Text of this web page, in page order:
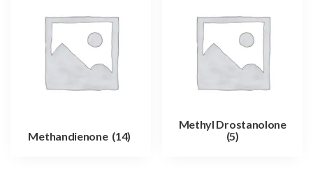
Methandienone (14)
Methyl Drostanolone
(5)